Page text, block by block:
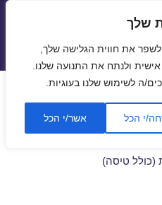
שלך
את חווית הגלישה שלך,
ולנתח את התנועה שלנו.
ה לשימוש שלנו בעוגיות.
י הכל אשר/י הכל
תפריטים
ווידג'טים
בפברואר
(כולל טיסה)